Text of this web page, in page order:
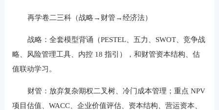
再学卷二三科（战略→财管→经济法）
战略：全套模型背诵（PESTEL、五力、SWOT、竞争战
略、风险管理工具、内控 18 指引），和财管资本结构、估
值联动学习。
财管：放弃复杂期权二叉树、冷门成本管理；重点 NPV
项目估值、WACC、企业价值评估、资本结构、营运资本、